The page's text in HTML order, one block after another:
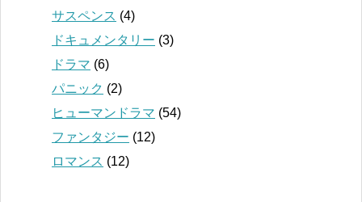
サスペンス (4)
ドキュメンタリー (3)
ドラマ (6)
パニック (2)
ヒューマンドラマ (54)
ファンタジー (12)
ロマンス (12)